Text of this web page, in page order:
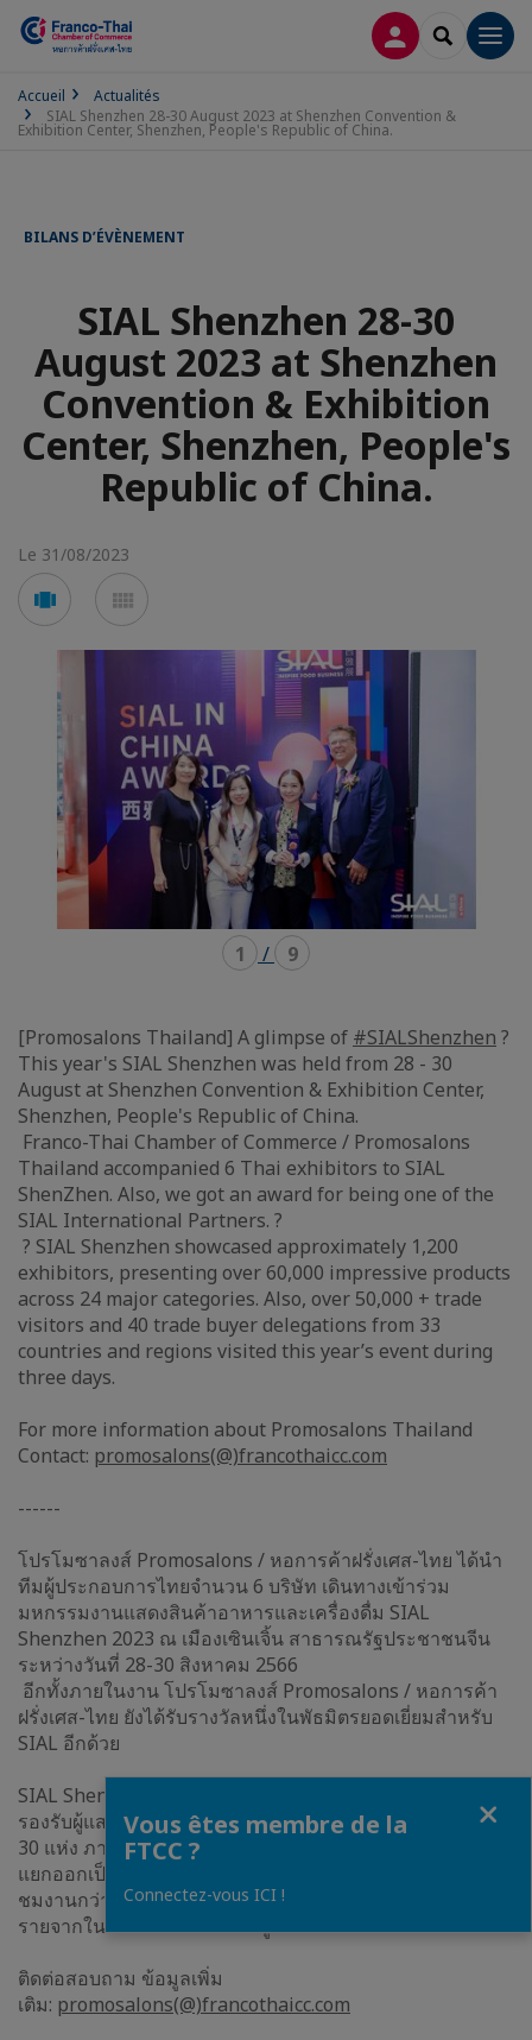
CONNEXION
Accueil
Actualités
SIAL Shenzhen 28-30 August 2023 at Shenzhen Convention &
Exhibition Center, Shenzhen, People's Republic of China.
BILANS D’ÉVÈNEMENT
SIAL Shenzhen 28-30
August 2023 at Shenzhen
Convention & Exhibition
Center, Shenzhen, People's
Republic of China.
Le 31/08/2023
Voir
en
en
mosaïque
1 / 9
[Promosalons Thailand] A glimpse of #SIALShenzhen ?
This year's SIAL Shenzhen was held from 28 - 30
August at Shenzhen Convention & Exhibition Center,
Shenzhen, People's Republic of China.
Franco-Thai Chamber of Commerce / Promosalons
Thailand accompanied 6 Thai exhibitors to SIAL
ShenZhen. Also, we got an award for being one of the
SIAL International Partners. ?
? SIAL Shenzhen showcased approximately 1,200
exhibitors, presenting over 60,000 impressive products
across 24 major categories. Also, over 50,000 + trade
visitors and 40 trade buyer delegations from 33
countries and regions visited this year’s event during
three days.
For more information about Promosalons Thailand
Contact: promosalons(@)francothaicc.com
------
โปรโมซาลงส์ Promosalons / หอการค้าฝรั่งเศส-ไทย ได้นำ
ทีมผู้ประกอบการไทยจำนวน 6 บริษัท เดินทางเข้าร่วม
มหกรรมงานแสดงสินค้าอาหารและเครื่องดื่ม SIAL
Shenzhen 2023 ณ เมืองเซินเจิ้น สาธารณรัฐประชาชนจีน
ระหว่างวันที่ 28-30 สิงหาคม 2566
อีกทั้งภายในงาน โปรโมซาลงส์ Promosalons / หอการค้า
ฝรั่งเศส-ไทย ยังได้รับรางวัลหนึ่งในพัธมิตรยอดเยี่ยมสำหรับ
SIAL อีกด้วย
SIAL Shenzhen 2023 มีพื้นที่จัดแสดง 45,000 ตารางเมตร
รองรับผู้แสดงสินค้ากว่า 1,200 รายและมีศาลานานาชาติกว่า
30 แห่ง ภายในงานมีการแสดงสินค้ากว่า 60,000 ผลิตภัณฑ์
แยกออกเป็นกว่า 24 หมวดหมู่ อีกทั้งตลอดทั้ง 3 วัน ยังมีผู้เข้า
ชมงานกว่า 50,000 คน ประกอบไปด้วยผู้แทนผู้ซื้อสินค้า 40
รายจากใน 33 ประเทศและในภูมิภาค
ติดต่อสอบถาม ข้อมูลเพิ่ม
เติม: promosalons(@)francothaicc.com
Vous êtes membre de la
FTCC ?
Connectez-vous ICI !